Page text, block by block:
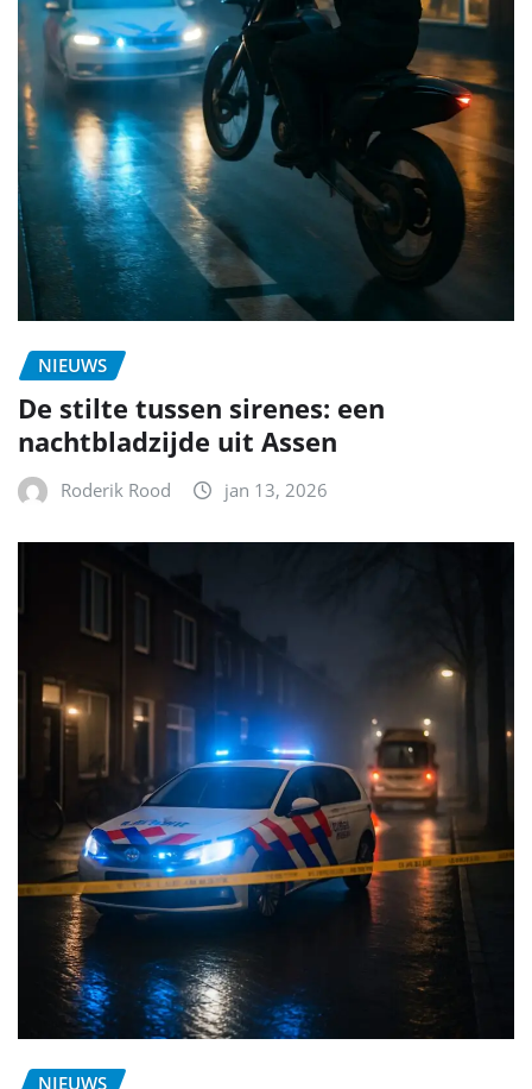
NIEUWS
De stilte tussen sirenes: een
nachtbladzijde uit Assen
Roderik Rood jan 13, 2026
NIEUWS